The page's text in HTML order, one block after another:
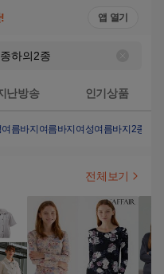
앱 열기
난방송 인기상품
름바지 여름바지 여성여름바지2종
전체보기